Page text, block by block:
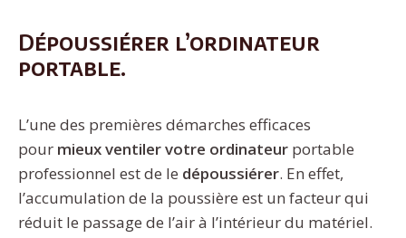
Dépoussiérer l’ordinateur
portable.
L’une des premières démarches efficaces
pour mieux ventiler votre ordinateur portable
professionnel est de le dépoussiérer. En effet,
l’accumulation de la poussière est un facteur qui
réduit le passage de l’air à l’intérieur du matériel.